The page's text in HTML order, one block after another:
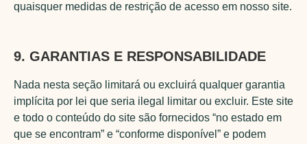
quaisquer medidas de restrição de acesso em nosso site.
9. GARANTIAS E RESPONSABILIDADE
Nada nesta seção limitará ou excluirá qualquer garantia
implícita por lei que seria ilegal limitar ou excluir. Este site
e todo o conteúdo do site são fornecidos “no estado em
que se encontram” e “conforme disponível” e podem